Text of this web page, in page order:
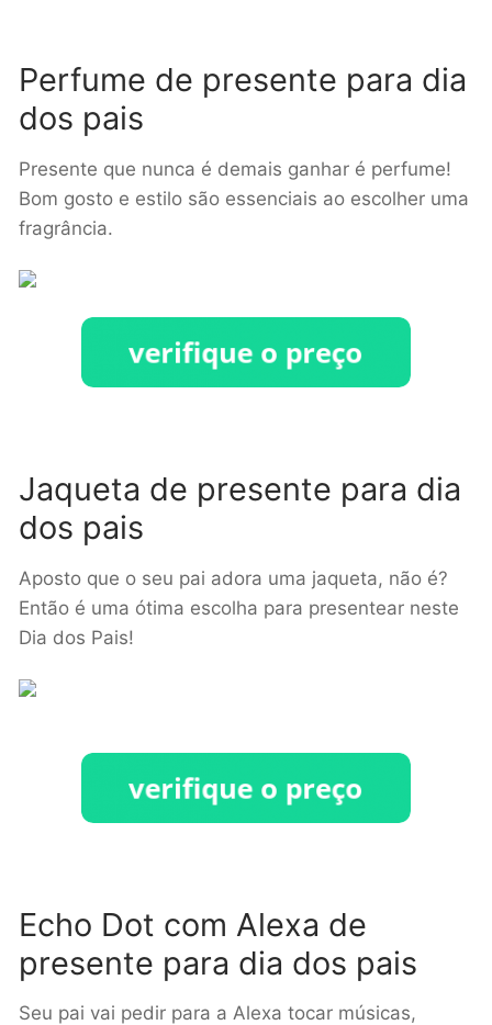
Perfume de presente para dia
dos pais
Presente que nunca é demais ganhar é perfume!
Bom gosto e estilo são essenciais ao escolher uma
fragrância.
Jaqueta de presente para dia
dos pais
Aposto que o seu pai adora uma jaqueta, não é?
Então é uma ótima escolha para presentear neste
Dia dos Pais!
Echo Dot com Alexa de
presente para dia dos pais
Seu pai vai pedir para a Alexa tocar músicas,